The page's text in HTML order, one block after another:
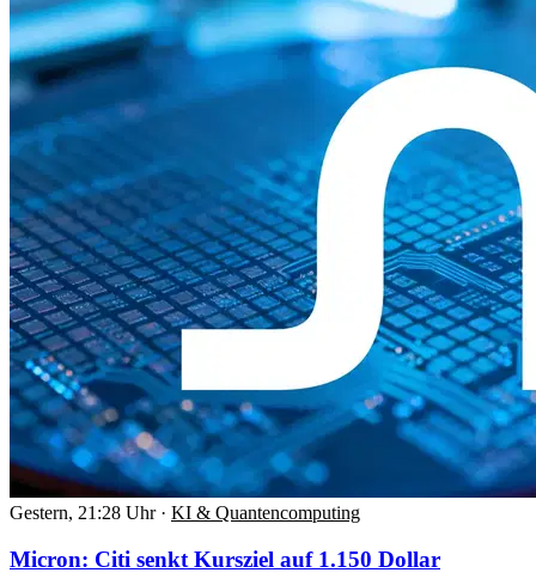
Gestern, 21:28 Uhr · KI & Quantencomputing
Micron: Citi senkt Kursziel auf 1.150 Dollar